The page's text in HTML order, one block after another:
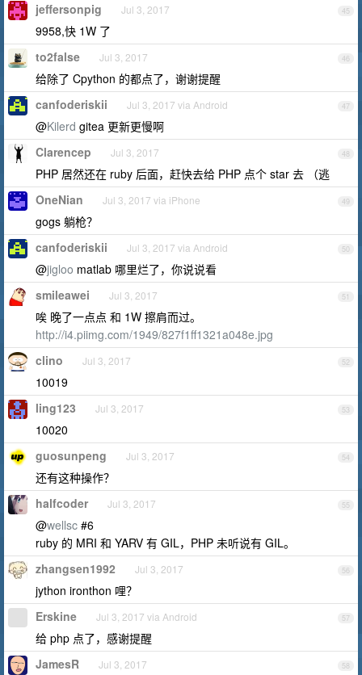
45
jeffersonpig Jul 3, 2017
9958,快 1W 了
46
to2false Jul 3, 2017
给除了 Cpython 的都点了，谢谢提醒
47
canfoderiskii Jul 3, 2017 via Android
@Kilerd gitea 更新更慢啊
48
Clarencep Jul 3, 2017
PHP 居然还在 ruby 后面，赶快去给 PHP 点个 star 去 （逃
49
OneNian Jul 3, 2017 via iPhone
gogs 躺枪？
50
canfoderiskii Jul 3, 2017 via Android
@jigloo matlab 哪里烂了，你说说看
51
smileawei Jul 3, 2017
唉 晚了一点点 和 1W 擦肩而过。
http://i4.piimg.com/1949/827f1ff1321a048e.jpg
52
clino Jul 3, 2017
10019
53
ling123 Jul 3, 2017
10020
54
guosunpeng Jul 3, 2017
还有这种操作？
55
halfcoder Jul 3, 2017
@wellsc #6
ruby 的 MRI 和 YARV 有 GIL，PHP 未听说有 GIL。
56
zhangsen1992 Jul 3, 2017
jython ironthon 哩？
57
Erskine Jul 3, 2017 via Android
给 php 点了，感谢提醒
58
JamesR Jul 3, 2017